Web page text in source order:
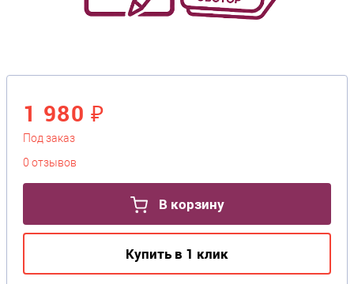
1 980 ₽
Под заказ
0 отзывов
В корзину
Купить в 1 клик